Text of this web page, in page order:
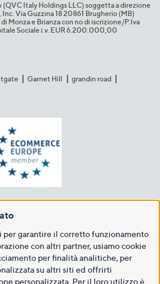
(QVC Italy Holdings LLC) soggetta a direzione
Via Guzzina 18 20861 Brugherio (MB)​
Monza e Brianza con no di iscrizione/P.Iva
Sociale i.v. EUR 6.200.000,00​
Garnet Hill
grandin road
garantire il corretto funzionamento
con altri partner, usiamo cookie
per finalità analitiche, per
su altri siti ed offrirti
personalizzata. Per il loro utilizzo è